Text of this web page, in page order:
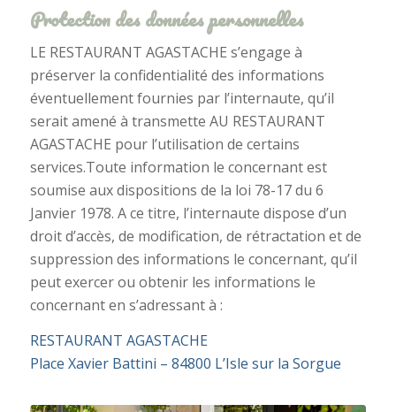
Protection des données personnelles
LE RESTAURANT AGASTACHE s’engage à
préserver la confidentialité des informations
éventuellement fournies par l’internaute, qu’il
serait amené à transmette AU RESTAURANT
AGASTACHE pour l’utilisation de certains
services.Toute information le concernant est
soumise aux dispositions de la loi 78-17 du 6
Janvier 1978. A ce titre, l’internaute dispose d’un
droit d’accès, de modification, de rétractation et de
suppression des informations le concernant, qu’il
peut exercer ou obtenir les informations le
concernant en s’adressant à :
RESTAURANT AGASTACHE
Place Xavier Battini – 84800 L’Isle sur la Sorgue